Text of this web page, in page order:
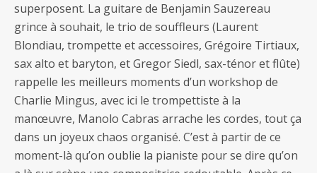
superposent. La guitare de Benjamin Sauzereau
grince à souhait, le trio de souffleurs (Laurent
Blondiau, trompette et accessoires, Grégoire Tirtiaux,
sax alto et baryton, et Gregor Siedl, sax-ténor et flûte)
rappelle les meilleurs moments d’un workshop de
Charlie Mingus, avec ici le trompettiste à la
manœuvre, Manolo Cabras arrache les cordes, tout ça
dans un joyeux chaos organisé. C’est à partir de ce
moment-là qu’on oublie la pianiste pour se dire qu’on